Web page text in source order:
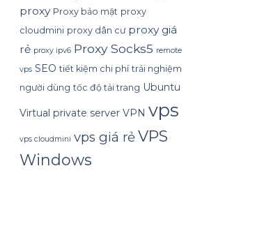
proxy Proxy bảo mật proxy
cloudmini proxy dân cư proxy giá
rẻ proxy ipv6 Proxy Socks5 remote
vps SEO tiết kiệm chi phí trải nghiệm
người dùng tốc độ tải trang Ubuntu
Virtual private server VPN vps
vps cloudmini vps giá rẻVPS
Windows